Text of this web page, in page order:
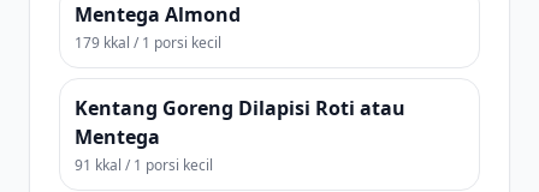
Mentega Almond
179 kkal / 1 porsi kecil
Kentang Goreng Dilapisi Roti atau
Mentega
91 kkal / 1 porsi kecil